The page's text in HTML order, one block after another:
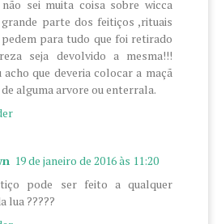
sei muita coisa sobre wicca
grande parte dos feitiços ,rituais
para tudo que foi retirado
seja devolvido a mesma!!!
acho que deveria colocar a maçã
alguma arvore ou enterrala.
19 de janeiro de 2016 às 11:20
pode ser feito a qualquer
lua ?????